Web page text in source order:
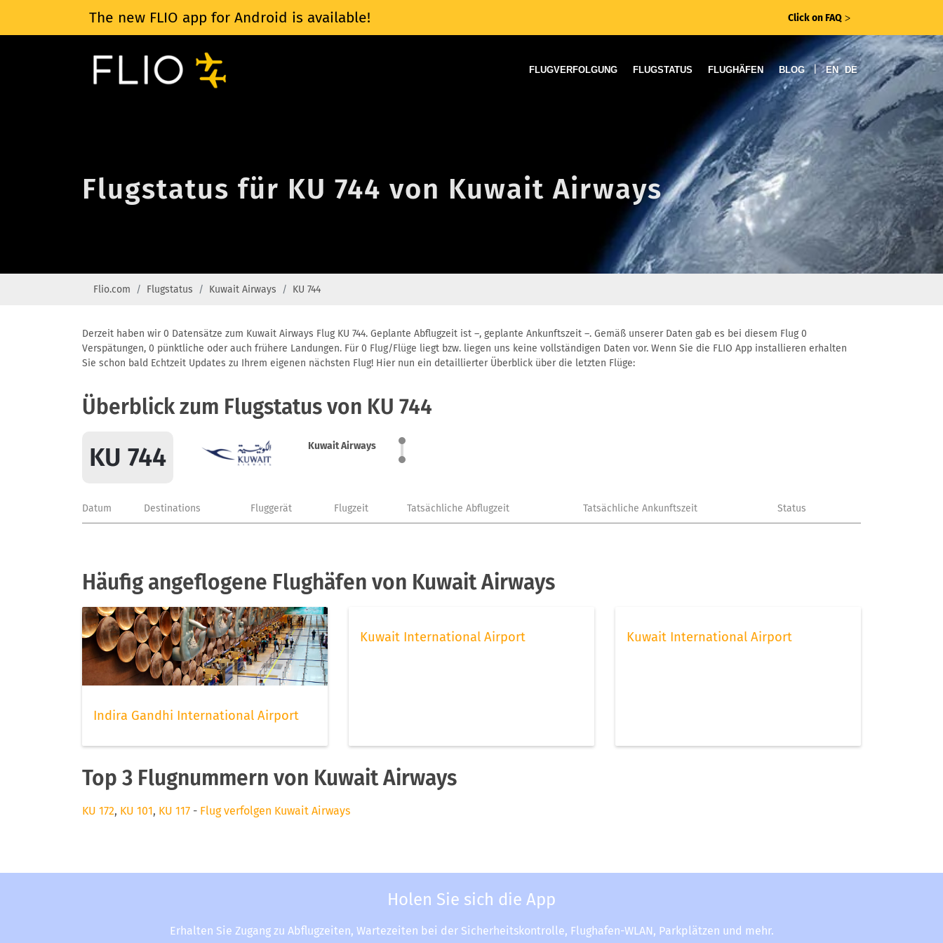
The new FLIO app for Android is available! Click on FAQ ᐳ
FLUGVERFOLGUNG FLUGSTATUS FLUGHÄFEN BLOG | EN DE
Flugstatus für KU 744 von Kuwait Airways
Flio.com Flugstatus Kuwait Airways KU 744
Derzeit haben wir 0 Datensätze zum Kuwait Airways Flug KU 744. Geplante Abflugzeit ist –, geplante Ankunftszeit –. Gemäß unserer Daten gab es bei diesem Flug 0
Verspätungen, 0 pünktliche oder auch frühere Landungen. Für 0 Flug/Flüge liegt bzw. liegen uns keine vollständigen Daten vor. Wenn Sie die FLIO App installieren erhalten
Sie schon bald Echtzeit Updates zu Ihrem eigenen nächsten Flug! Hier nun ein detaillierter Überblick über die letzten Flüge:
Überblick zum Flugstatus von KU 744
KU 744 Kuwait Airways
Datum Destinations Fluggerät Flugzeit Tatsächliche Abflugzeit Tatsächliche Ankunftszeit Status
Häufig angeflogene Flughäfen von Kuwait Airways
Indira Gandhi International Airport
Kuwait International Airport Kuwait International Airport
Top 3 Flugnummern von Kuwait Airways
KU 172, KU 101, KU 117 - Flug verfolgen Kuwait Airways
Holen Sie sich die App
Erhalten Sie Zugang zu Abflugzeiten, Wartezeiten bei der Sicherheitskontrolle, Flughafen-WLAN, Parkplätzen und mehr.